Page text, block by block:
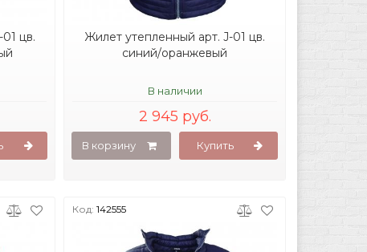
цв.
Жилет утепленный арт. J-01 цв.
синий/оранжевый
В наличии
2 945 руб.
В корзину Купить
Код:142555